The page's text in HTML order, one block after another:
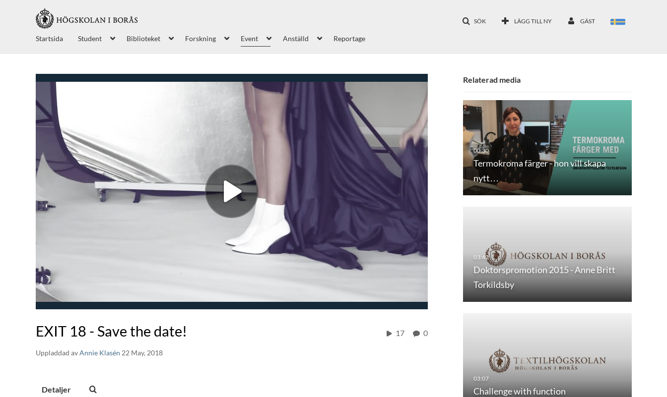
SÖK LÄGG TILL NY GÄST
Startsida Student Biblioteket Forskning Event Anställd Reportage
EXIT 18 - Save the date!
Uppladdad avAnnie Klasén 22 May, 2018
17 0
Relaterad media
Termokroma färger - hon vill skapa
nytt…
Doktorspromotion 2015 - Anne Britt
Torkildsby
Challenge with function
Detaljer